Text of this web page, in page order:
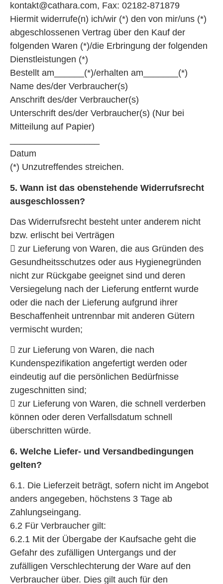
kontakt@cathara.com, Fax: 02182-871879
Hiermit widerrufe(n) ich/wir (*) den von mir/uns (*)
abgeschlossenen Vertrag über den Kauf der
folgenden Waren (*)/die Erbringung der folgenden
Dienstleistungen (*)
Bestellt am______(*)/erhalten am_______(*)
Name des/der Verbraucher(s)
Anschrift des/der Verbraucher(s)
Unterschrift des/der Verbraucher(s) (Nur bei
Mitteilung auf Papier)
Datum
(*) Unzutreffendes streichen.
5. Wann ist das obenstehende Widerrufsrecht
ausgeschlossen?
Das Widerrufsrecht besteht unter anderem nicht
bzw. erlischt bei Verträgen
 zur Lieferung von Waren, die aus Gründen des
Gesundheitsschutzes oder aus Hygienegründen
nicht zur Rückgabe geeignet sind und deren
Versiegelung nach der Lieferung entfernt wurde
oder die nach der Lieferung aufgrund ihrer
Beschaffenheit untrennbar mit anderen Gütern
vermischt wurden;
 zur Lieferung von Waren, die nach
Kundenspezifikation angefertigt werden oder
eindeutig auf die persönlichen Bedürfnisse
zugeschnitten sind;
 zur Lieferung von Waren, die schnell verderben
können oder deren Verfallsdatum schnell
überschritten würde.
6. Welche Liefer- und Versandbedingungen
gelten?
6.1. Die Lieferzeit beträgt, sofern nicht im Angebot
anders angegeben, höchstens 3 Tage ab
Zahlungseingang.
6.2 Für Verbraucher gilt:
6.2.1 Mit der Übergabe der Kaufsache geht die
Gefahr des zufälligen Untergangs und der
zufälligen Verschlechterung der Ware auf den
Verbraucher über. Dies gilt auch für den